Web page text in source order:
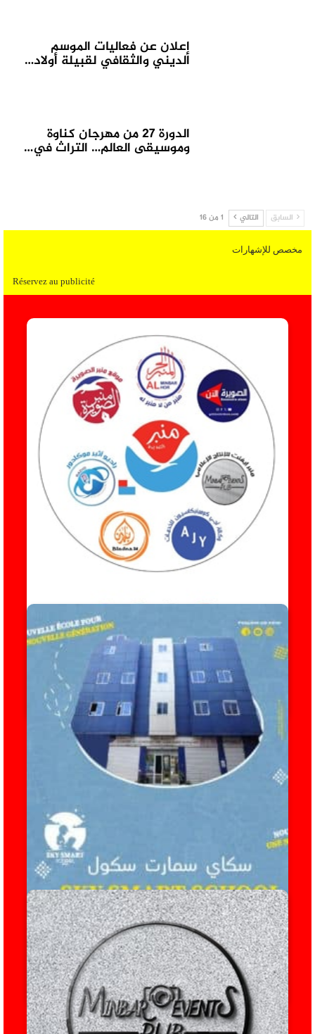
إعلان عن فعاليات الموسم
الديني والثقافي لقبيلة أولاد…
الدورة 27 من مهرجان كناوة
وموسيقى العالم… التراث في…
السابق التالي 1 من 16
مخصص للإشهارات
Réservez au publicité